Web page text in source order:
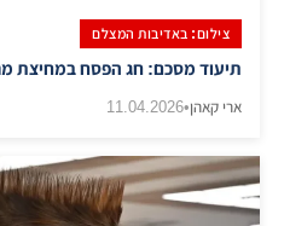
צילום: באדיבות המצלם
תיעוד מסכם: חג הפסח במחיצת
ארי קאהן•
11.04.2026